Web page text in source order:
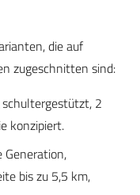
die auf
zugeschnitten sind:
schultergestützt, 2
konzipiert.
Generation,
bis zu 5,5 km,